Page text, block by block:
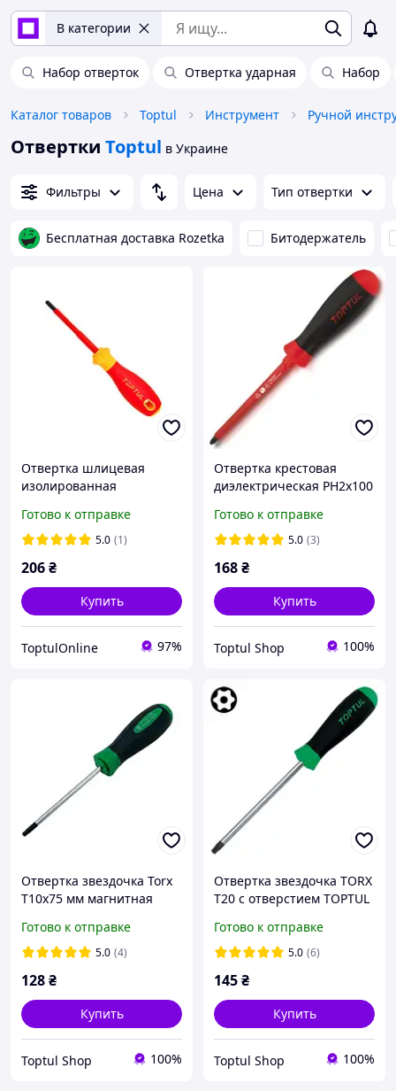
В категории
Набор отверток Отвертка ударная Набор
Каталог товаров Toptul Инструмент Ручной
Отвертки Toptul в Украине
Фильтры Цена Тип отвертки
Бесплатная доставка Rozetka Битодержатель
Отвертка шлицевая
изолированная
Pro-Plus Series Combi-Tip
TOPTUL FYEF0210V4
Готово к отправке
5.0 (1)
206₴
Купить
ToptulOnline 97%
Отвертка крестовая
диэлектрическая PH2х100
TOPTUL FBEB0210 SNCM+V
с антискользящей
Готово к отправке
5.0 (3)
168₴
Купить
Toptul Shop 100%
Отвертка звездочка Torx
T10x75 мм магнитная
с антискользящей
рукояткой
Готово к отправке
5.0 (4)
128₴
Купить
Toptul Shop 100%
Отвертка звездочка TORX
T20 с отверстием TOPTUL
Готово к отправке
5.0 (6)
145₴
Купить
Toptul Shop 100%